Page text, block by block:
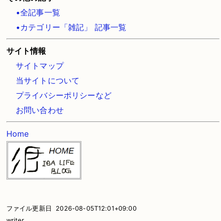
•全記事一覧
•カテゴリー「雑記」 記事一覧
サイト情報
サイトマップ
当サイトについて
プライバシーポリシーなど
お問い合わせ
Home
ファイル更新日 2026-08-05T12:01+09:00